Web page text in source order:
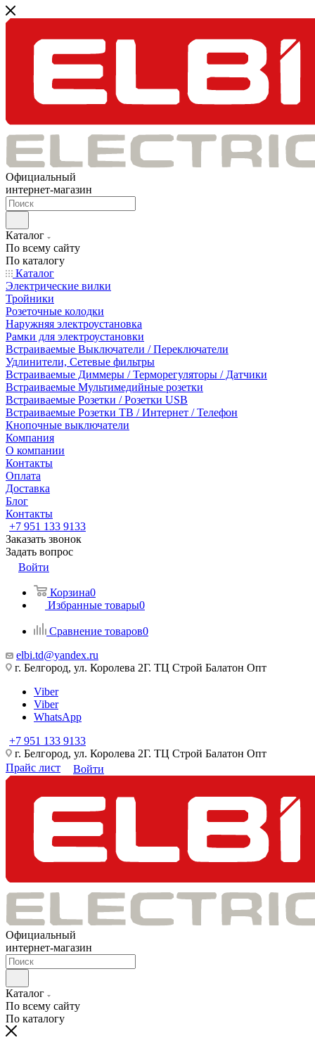
Официальный
интернет-магазин
Каталог
По всему сайту
По каталогу
Каталог
Электрические вилки
Тройники
Розеточные колодки
Наружняя электроустановка
Рамки для электроустановки
Встраиваемые Выключатели / Переключатели
Удлинители, Сетевые фильтры
Встраиваемые Диммеры / Терморегуляторы / Датчики
Встраиваемые Мультимедийные розетки
Встраиваемые Розетки / Розетки USB
Встраиваемые Розетки ТВ / Интернет / Телефон
Кнопочные выключатели
Компания
О компании
Контакты
Оплата
Доставка
Блог
Контакты
+7 951 133 9133
Заказать звонок
Задать вопрос
Войти
Корзина0
Избранные товары0
Сравнение товаров0
elbi.td@yandex.ru
г. Белгород, ул. Королева 2Г. ТЦ Строй Балатон Опт
Viber
Viber
WhatsApp
+7 951 133 9133
г. Белгород, ул. Королева 2Г. ТЦ Строй Балатон Опт
Прайс лист
Войти
Официальный
интернет-магазин
Каталог
По всему сайту
По каталогу